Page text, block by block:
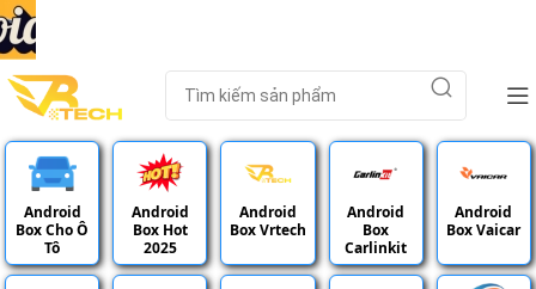
Android
Box Cho Ô
Tô
Android
Box Hot
2025
Android
Box Vrtech
Android
Box
Carlinkit
Android
Box Vaicar